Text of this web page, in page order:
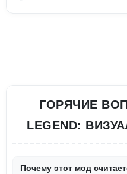
ГОРЯЧИЕ
LEGEND:
Почему этот мод